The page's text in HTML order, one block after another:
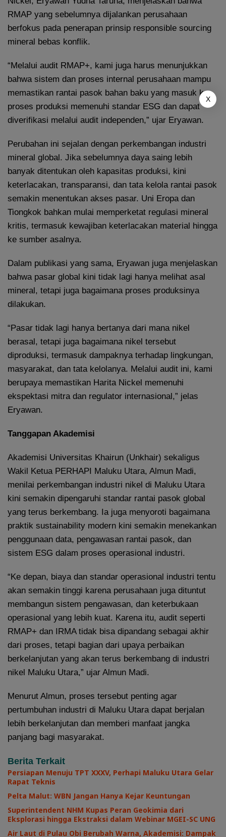
RMAP yang sebelumnya dijalankan perusahaan
berfokus pada penerapan prinsip responsible sourcing
mineral bebas konflik.
“Melalui audit RMAP+, kami juga harus menunjukkan
bahwa sistem dan proses internal perusahaan mampu
memastikan rantai pasok bahan baku yang masuk ke
proses produksi memenuhi standar ESG dan dapat
diverifikasi melalui audit independen,” ujar Eryawan.
Perubahan ini sejalan dengan perkembangan industri
mineral global. Jika sebelumnya daya saing lebih
banyak ditentukan oleh kapasitas produksi, kini
keterlacakan, transparansi, dan tata kelola rantai pasok
semakin menentukan akses pasar. Uni Eropa dan
Tiongkok bahkan mulai memperketat regulasi mineral
kritis, termasuk kewajiban keterlacakan material hingga
ke sumber asalnya.
Dalam publikasi yang sama, Eryawan juga menjelaskan
bahwa pasar global kini tidak lagi hanya melihat asal
mineral, tetapi juga bagaimana proses produksinya
dilakukan.
“Pasar tidak lagi hanya bertanya dari mana nikel
berasal, tetapi juga bagaimana nikel tersebut
diproduksi, termasuk dampaknya terhadap lingkungan,
masyarakat, dan tata kelolanya. Melalui audit ini, kami
berupaya memastikan Harita Nickel memenuhi
ekspektasi mitra dan regulator internasional,” jelas
Eryawan.
Tanggapan Akademisi
Akademisi Universitas Khairun (Unkhair) sekaligus
Wakil Ketua PERHAPI Maluku Utara, Almun Madi,
menilai perkembangan industri nikel di Maluku Utara
kini semakin dipengaruhi standar rantai pasok global
yang terus berkembang. Ia juga menyoroti bagaimana
praktik sustainability modern kini semakin menekankan
penggunaan data, pengawasan rantai pasok, dan
sistem ESG dalam proses operasional industri.
“Ke depan, biaya dan standar operasional industri tentu
akan semakin tinggi karena perusahaan juga dituntut
membangun sistem pengawasan, dan keterbukaan
operasional yang lebih kuat. Karena itu, audit seperti
RMAP+ dan IRMA tidak bisa dipandang sebagai akhir
dari proses, tetapi bagian dari upaya perbaikan
berkelanjutan yang akan terus berkembang di industri
nikel Maluku Utara,” ujar Almun Madi.
Menurut Almun, proses tersebut penting agar
pertumbuhan industri di Maluku Utara dapat berjalan
lebih berkelanjutan dan memberi manfaat jangka
panjang bagi masyarakat.
Berita Terkait
Persiapan Menuju TPT XXXV, Perhapi Maluku Utara Gelar
Rapat Teknis
Pelta Malut: WBN Jangan Hanya Kejar Keuntungan
Superintendent NHM Kupas Peran Geokimia dari
Eksplorasi hingga Ekstraksi dalam Webinar MGEI-SC UNG
Air Laut di Pulau Obi Berubah Warna, Akademisi: Dampak
X